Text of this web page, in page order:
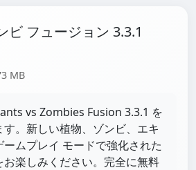
ビ フュージョン 3.3.1
MB
vs Zombies Fusion 3.3.1 を
。新しい植物、ゾンビ、エキ
ムプレイ モードで強化された
楽しみください。完全に無料